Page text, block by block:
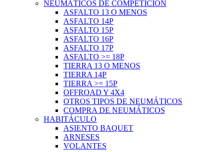
NEUMÁTICOS DE COMPETICIÓN
ASFALTO 13 O MENOS
ASFALTO 14P
ASFALTO 15P
ASFALTO 16P
ASFALTO 17P
ASFALTO >= 18P
TIERRA 13 O MENOS
TIERRA 14P
TIERRA >= 15P
OFFROAD Y 4X4
OTROS TIPOS DE NEUMÁTICOS
COMPRA DE NEUMÁTICOS
HABITÁCULO
ASIENTO BAQUET
ARNESES
VOLANTES